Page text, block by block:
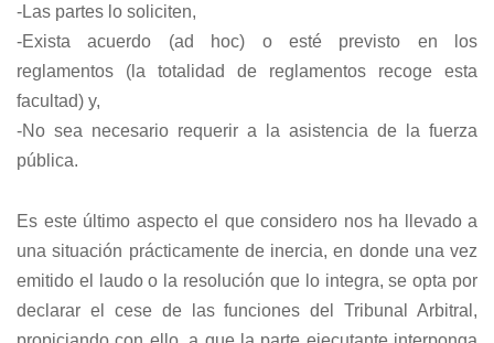
-Las partes lo soliciten,
-Exista acuerdo (ad hoc) o esté previsto en los
reglamentos (la totalidad de reglamentos recoge esta
facultad) y,
-No sea necesario requerir a la asistencia de la fuerza
pública.
Es este último aspecto el que considero nos ha llevado a
una situación prácticamente de inercia, en donde una vez
emitido el laudo o la resolución que lo integra, se opta por
declarar el cese de las funciones del Tribunal Arbitral,